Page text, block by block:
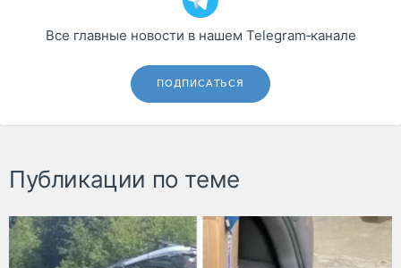
Все главные новости в нашем Telegram‑канале
ПОДПИСАТЬСЯ
Публикации по теме